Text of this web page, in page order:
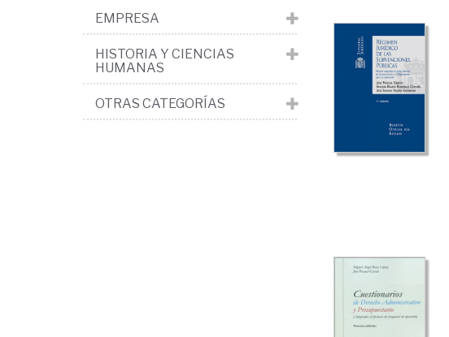
EMPRESA
HISTORIA Y CIENCIAS
HUMANAS
OTRAS CATEGORÍAS